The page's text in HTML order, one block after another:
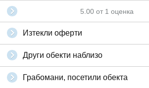
5.00 от 1 оценка
Изтекли оферти
Други обекти наблизо
Грабомани, посетили обекта